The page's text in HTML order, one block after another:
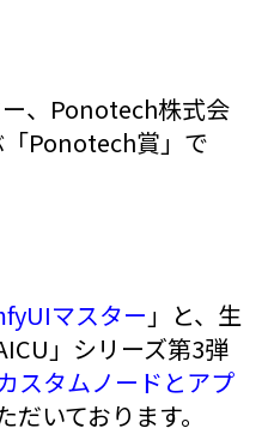
、Ponotech株式会
Ponotech賞」で
マスター 」と、生
」シリーズ第3弾
スタムノードとアプ
だいております。